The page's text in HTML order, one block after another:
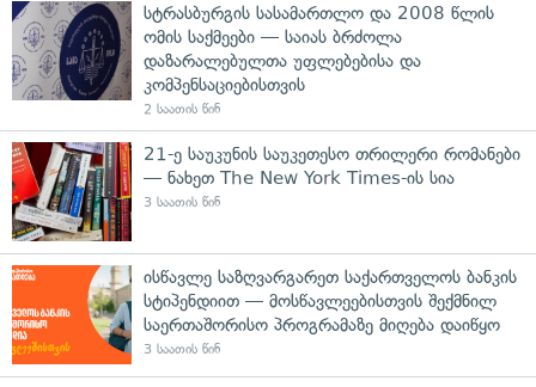
სტრასბურგის სასამართლო და 2008 წლის
ომის საქმეები — საიას ბრძოლა
დაზარალებულთა უფლებებისა და
კომპენსაციებისთვის
2 საათის წინ
21-ე საუკუნის საუკეთესო თრილერი რომანები
— ნახეთ The New York Times-ის სია
3 საათის წინ
ისწავლე საზღვარგარეთ საქართველოს ბანკის
სტიპენდიით — მოსწავლეებისთვის შექმნილ
საერთაშორისო პროგრამაზე მიღება დაიწყო
3 საათის წინ